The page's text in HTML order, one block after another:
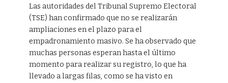
Las autoridades del Tribunal Supremo Electoral
(TSE) han confirmado que no se realizarán
ampliaciones en el plazo para el
empadronamiento masivo. Se ha observado que
muchas personas esperan hasta el último
momento para realizar su registro, lo que ha
llevado a largas filas, como se ha visto en